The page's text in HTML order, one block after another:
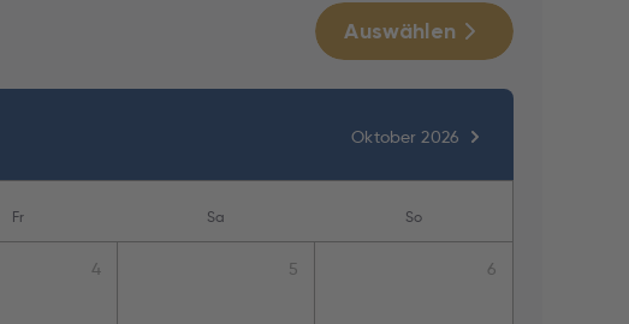
Auswählen
Oktober 2026
Fr Sa So
4 5 6